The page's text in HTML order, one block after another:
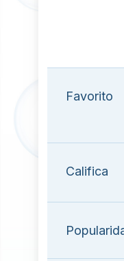
Favorito
Califica